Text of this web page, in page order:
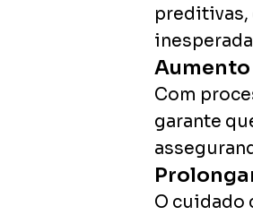
preditivas,
Com
garante
O cuidado